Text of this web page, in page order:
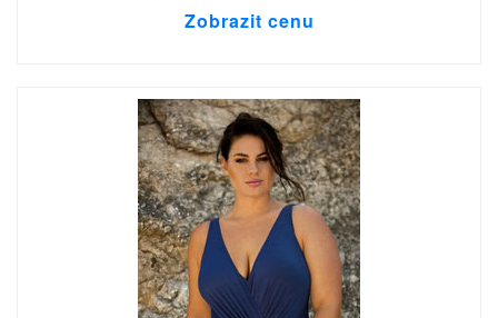
Zobrazit cenu